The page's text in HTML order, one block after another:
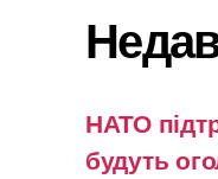
НАТО
будуть